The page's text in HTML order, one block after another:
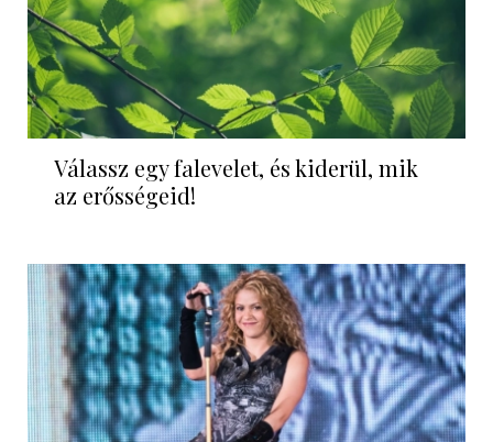
Válassz egy falevelet, és kiderül, mik
az erősségeid!